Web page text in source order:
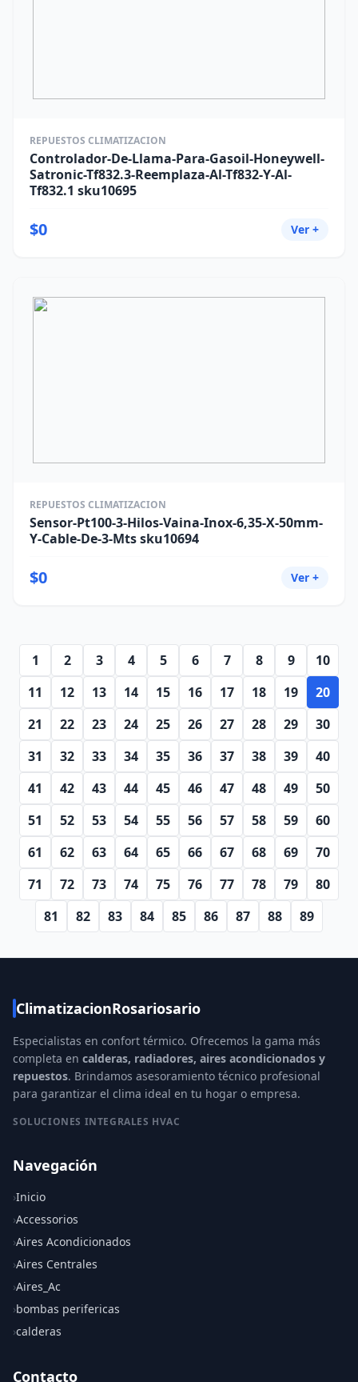
REPUESTOS CLIMATIZACION
Controlador-De-Llama-Para-Gasoil-Honeywell-
Satronic-Tf832.3-Reemplaza-Al-Tf832-Y-Al-
Tf832.1 sku10695
$0 Ver +
REPUESTOS CLIMATIZACION
Sensor-Pt100-3-Hilos-Vaina-Inox-6,35-X-50mm-
Y-Cable-De-3-Mts sku10694
$0 Ver +
1 2 3 4 5 6 7 8 9
10
11
12 13 14 15 16 17 18 19
20
21
22 23 24 25 26 27 28 29
30
31
32 33 34 35 36 37 38 39
40
41
42 43 44 45 46 47 48 49
50
51
52 53 54 55 56 57 58 59
60
61
62 63 64 65 66 67 68 69
70
71
72 73 74 75 76 77 78 79
80
81
82 83 84 85 86 87 88 89
ClimatizacionRosariosario
Especialistas en confort térmico. Ofrecemos la gama más
completa en calderas, radiadores, aires acondicionados y
repuestos. Brindamos asesoramiento técnico profesional
para garantizar el clima ideal en tu hogar o empresa.
SOLUCIONES INTEGRALES HVAC
Navegación
›Inicio
›Accessorios
›Aires Acondicionados
›Aires Centrales
›Aires_Ac
›bombas perifericas
›calderas
Contacto